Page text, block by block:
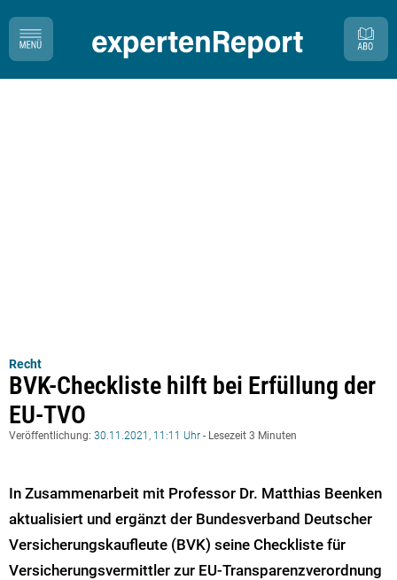
Recht
BVK-Checkliste hilft bei Erfüllung der
EU-TVO
Veröffentlichung: 30.11.2021, 11:11 Uhr - Lesezeit 3 Minuten
In Zusammenarbeit mit Professor Dr. Matthias Beenken
aktualisiert und ergänzt der Bundesverband Deutscher
Versicherungskaufleute (BVK) seine Checkliste für
Versicherungsvermittler zur EU-Transparenzverordnung